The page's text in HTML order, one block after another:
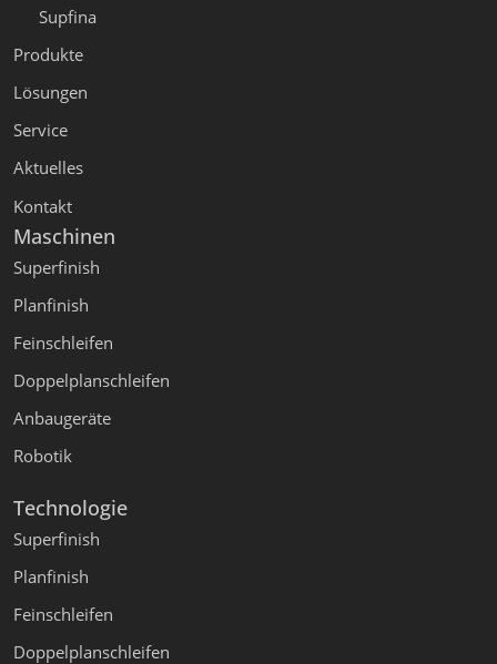
Supfina
Produkte
Lösungen
Service
Aktuelles
Kontakt
Maschinen
Superfinish
Planfinish
Feinschleifen
Doppelplanschleifen
Anbaugeräte
Robotik
Technologie
Superfinish
Planfinish
Feinschleifen
Doppelplanschleifen